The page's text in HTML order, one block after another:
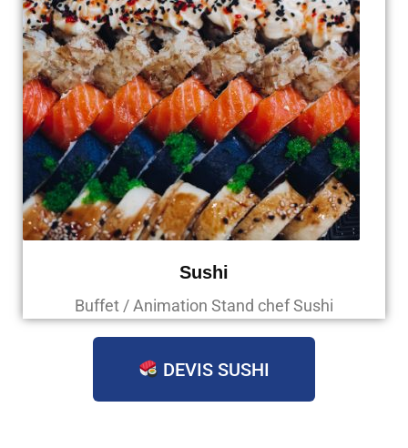
Sushi
Buffet / Animation Stand chef Sushi
DEVIS SUSHI